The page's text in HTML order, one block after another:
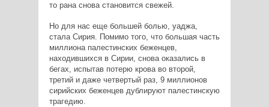
то рана снова становится свежей.
Но для нас еще большей болью, уаджа,
стала Сирия. Помимо того, что большая часть
миллиона палестинских беженцев,
находившихся в Сирии, снова оказались в
бегах, испытав потерю крова во второй,
третий и даже четвертый раз, 9 миллионов
сирийских беженцев дублируют палестинскую
трагедию.